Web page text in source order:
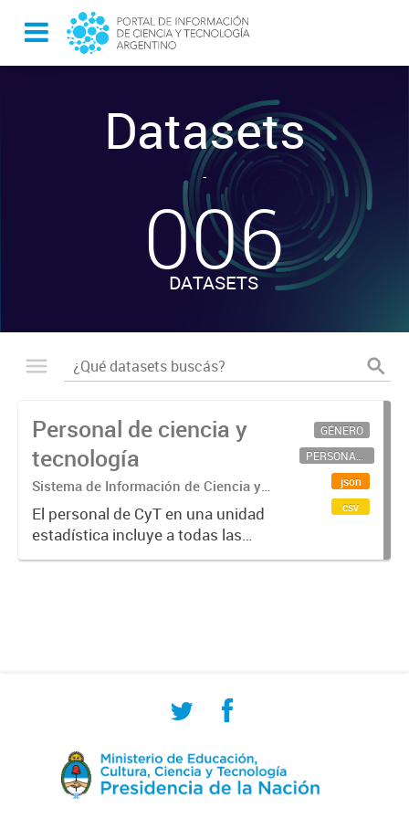
Datasets
-
006
DATASETS
Personal de ciencia y
tecnología
Sistema de Información de Ciencia y
Tecnología Argentino (SICYTAR)
El personal de CyT en una unidad
estadística incluye a todas las
personas involucradas
GÉNERO
PERSONAL CIENTÍFICO-TECNOLÓGICO
json
csv